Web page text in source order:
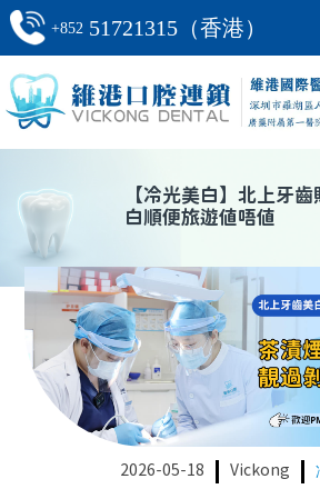
+852 51721315（香港）
【冷光美白】 北上牙齒
白順便旅遊值唔值
2026-05-18 Vickong